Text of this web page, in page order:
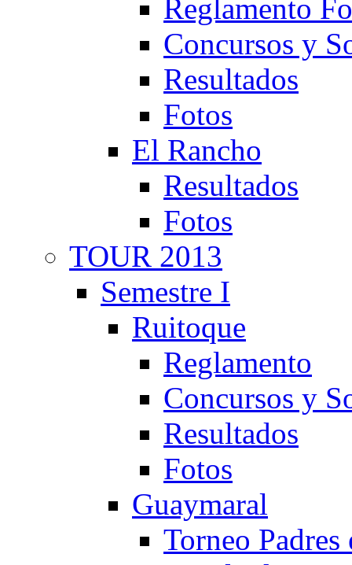
Reglamento
Concursos y
Resultados
Fotos
El Rancho
Resultados
Fotos
TOUR 2013
Semestre I
Ruitoque
Reglamento
Concursos y
Resultados
Fotos
Guaymaral
Torneo